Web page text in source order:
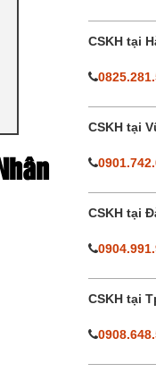
CSKH tại
CSKH tại
CSKH tại
CSKH tại